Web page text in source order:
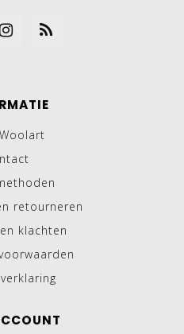
retourneren
klachten